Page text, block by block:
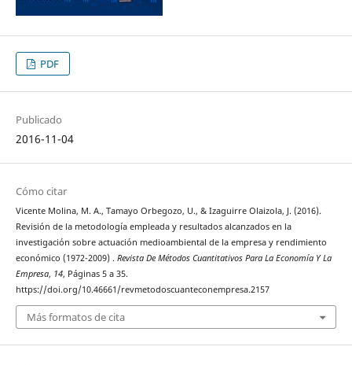
PDF
Publicado
2016-11-04
Cómo citar
Vicente Molina, M. A., Tamayo Orbegozo, U., & Izaguirre Olaizola, J. (2016).
Revisión de la metodología empleada y resultados alcanzados en la
investigación sobre actuación medioambiental de la empresa y rendimiento
económico (1972-2009) . Revista De Métodos Cuantitativos Para La Economía Y La
Empresa, 14, Páginas 5 a 35.
https://doi.org/10.46661/revmetodoscuanteconempresa.2157
Más formatos de cita